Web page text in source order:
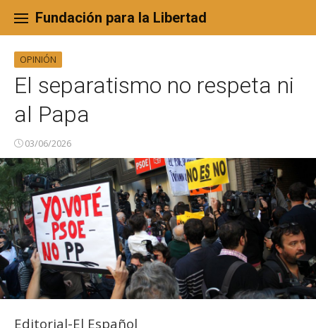
content
Fundación para la Libertad
OPINIÓN
El separatismo no respeta ni
al Papa
03/06/2026
Editorial-El Español